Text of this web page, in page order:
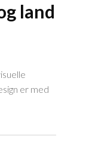
land
er med